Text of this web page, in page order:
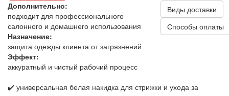
Дополнительно:
подходит для профессионального
салонного и домашнего использования
Назначение:
защита одежды клиента от загрязнений
Эффект:
аккуратный и чистый рабочий процесс
Виды доставки
Способы оплаты
✔️ универсальная белая накидка для стрижки и ухода за